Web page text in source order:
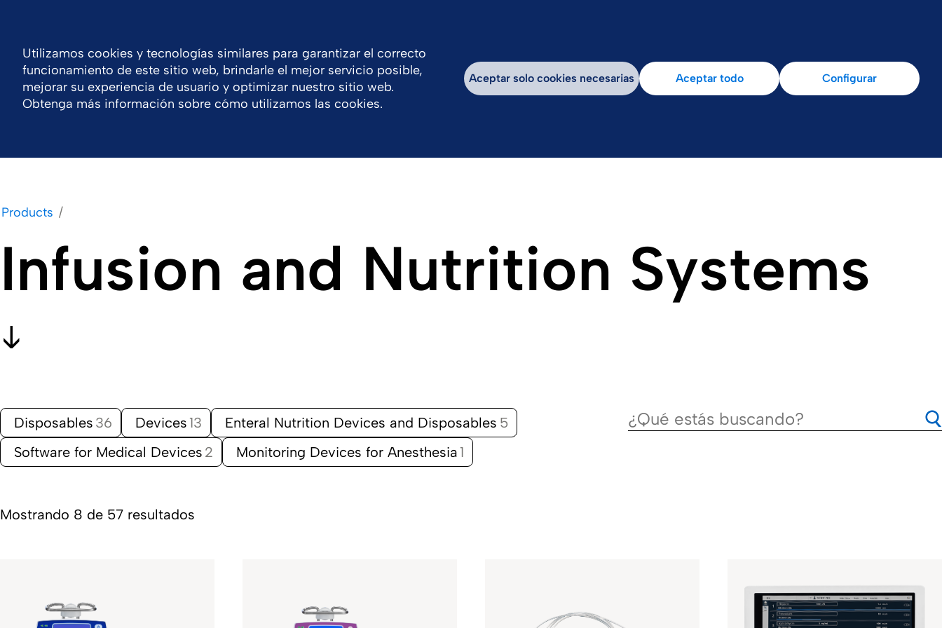
Compañía Portafolio Responsabilidad Trabaja con Nosotros
Products
Infusion and Nutrition Systems
Disposables 36 Devices 13 Enteral Nutrition Devices and Disposables 5
Software for Medical Devices 2 Monitoring Devices for Anesthesia 1
Mostrando 8 de 57 resultados
syringe pump
administration
Manager is intended
Utilizamos cookies y tecnologías similares para garantizar el correcto
funcionamiento de este sitio web, brindarle el mejor servicio posible,
mejorar su experiencia de usuario y optimizar nuestro sitio web.
Obtenga más información sobre cómo utilizamos las cookies.
Aceptar solo cookies necesarias Aceptar todo Configurar